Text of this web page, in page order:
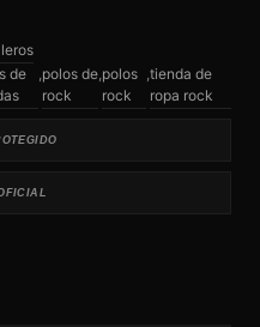
de
,polos de
rock
,polos
rock
,tienda de
ropa rock